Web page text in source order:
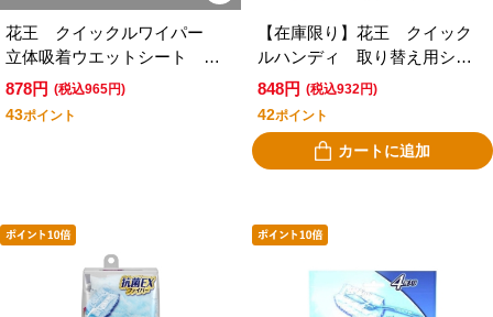
花王 クイックルワイパー
立体吸着ウエットシート ス
トロング 空間の超消臭 ２
４枚入
878円 (税込965円)
43ポイント
【在庫限り】花王 クイック
ルハンディ 取り替え用シー
ト ブラック ８枚入
848円 (税込932円)
42ポイント
カートに追加